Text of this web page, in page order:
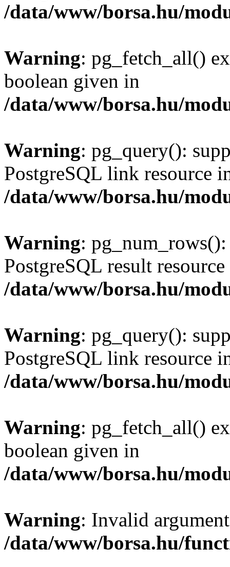
/data/www/borsa.hu/
Warning: pg_fetch_all()
boolean given in
/data/www/borsa.hu/
Warning: pg_query():
PostgreSQL link resource
/data/www/borsa.hu/
Warning:
PostgreSQL result
/data/www/borsa.hu/
Warning: pg_query():
PostgreSQL link resource
/data/www/borsa.hu/
Warning: pg_fetch_all()
boolean given in
/data/www/borsa.hu/
Warning: Invalid
/data/www/borsa.hu/